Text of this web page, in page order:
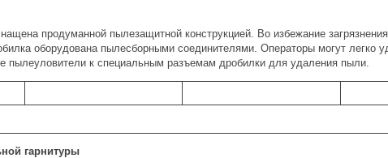
продуманной пылезащитной конструкцией. Во избежание
оборудована пылесборными соединителями. Операторы могут легко
пылеуловители к специальным разъемам дробилки для удаления пыли.
гарнитуры